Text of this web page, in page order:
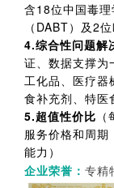
含18位中国毒
（DABT）及2
4.综合性问题解
证、数据支撑为
工化品、医疗器
食补充剂、特医
5.超值性价比
服务价格和周期
能力）
企业荣誉： 专精